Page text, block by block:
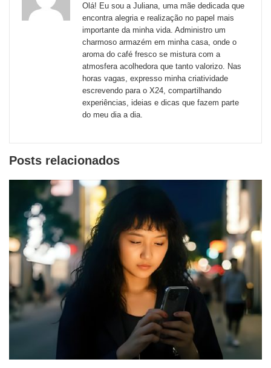
externos
Olá! Eu sou a Juliana, uma mãe dedicada que
encontra alegria e realização no papel mais
importante da minha vida. Administro um
charmoso armazém em minha casa, onde o
aroma do café fresco se mistura com a
atmosfera acolhedora que tanto valorizo. Nas
horas vagas, expresso minha criatividade
escrevendo para o X24, compartilhando
experiências, ideias e dicas que fazem parte
do meu dia a dia.
Posts relacionados